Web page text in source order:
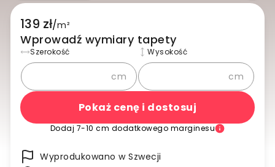
139 zł/m²
Wprowadź wymiary tapety
Szerokość
cm
Wysokość
cm
Pokaż cenę i dostosuj
Dodaj 7-10 cm dodatkowego marginesu
Wyprodukowano w Szwecji